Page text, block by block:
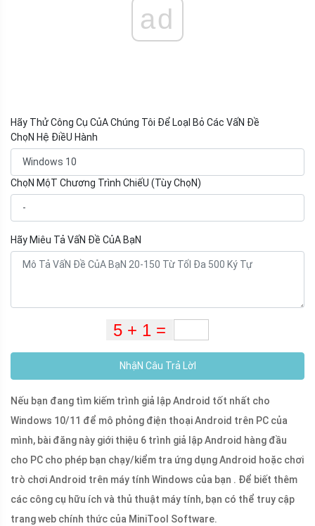
ad
Hãy Thử Công Cụ CủA Chúng Tôi Để LoạI Bỏ Các VấN Đề
ChọN Hệ ĐiềU Hành
ChọN MộT Chương Trình ChiếU (Tùy ChọN)
Hãy Miêu Tả VấN Đề CủA BạN
NhậN Câu Trả LờI
Nếu bạn đang tìm kiếm trình giả lập Android tốt nhất cho
Windows 10/11 để mô phỏng điện thoại Android trên PC của
mình, bài đăng này giới thiệu 6 trình giả lập Android hàng đầu
cho PC cho phép bạn chạy/kiểm tra ứng dụng Android hoặc chơi
trò chơi Android trên máy tính Windows của bạn . Để biết thêm
các công cụ hữu ích và thủ thuật máy tính, bạn có thể truy cập
trang web chính thức của MiniTool Software.